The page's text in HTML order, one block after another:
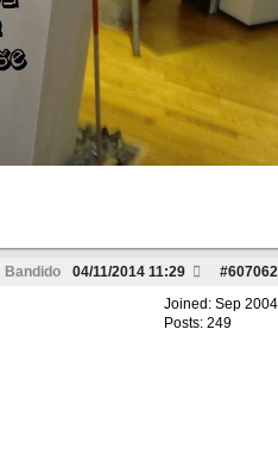
Bandido #607062
04/11/2014 11:29
Joined: Sep 2004
Posts: 249